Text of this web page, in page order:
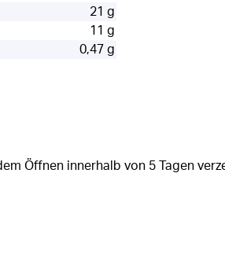
21 g
11 g
0,47 g
Öffnen innerhalb von 5 Tagen